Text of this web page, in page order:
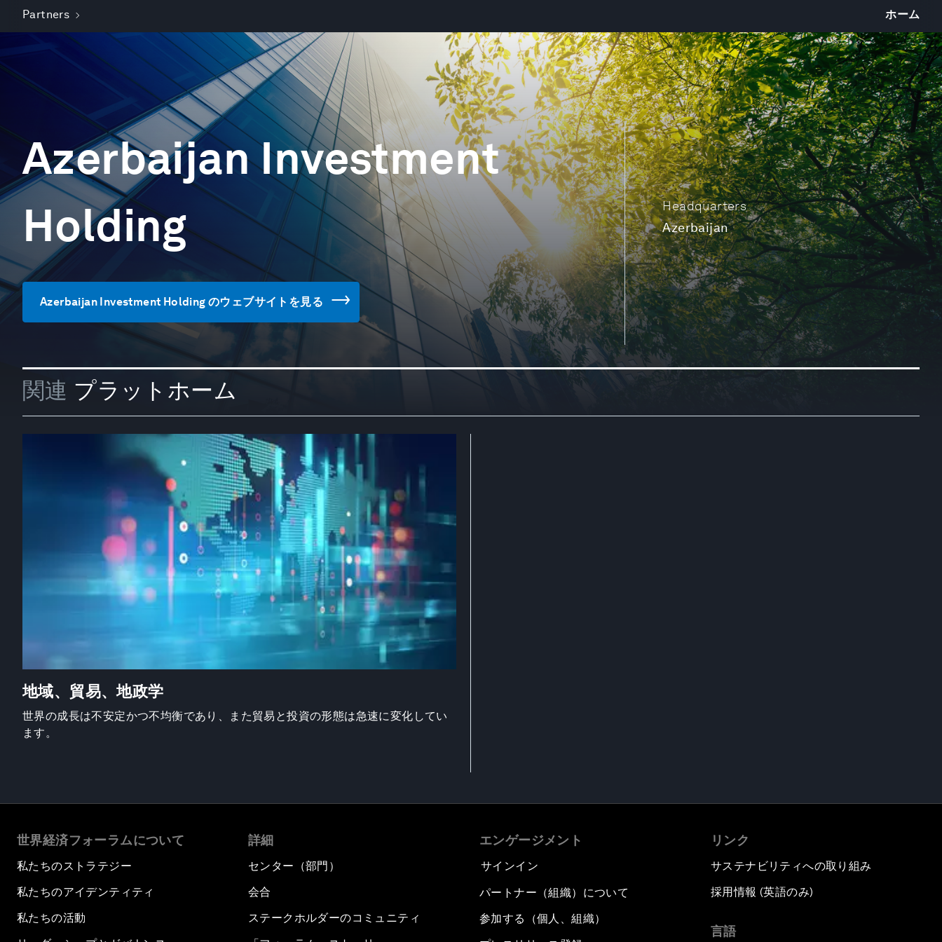
Partners ホーム
Headquarters
Azerbaijan
Azerbaijan Investment
Holding
Azerbaijan Investment Holding のウェブサイトを見る
関連 プラットホーム
地域、貿易、地政学
世界の成長は不安定かつ不均衡であり、また貿易と投資の形態は急速に変化してい
ます。
世界経済フォーラムについて
私たちのストラテジー
私たちのアイデンティティ
私たちの活動
詳細
センター（部門）
会合
ステークホルダーのコミュニティ
エンゲージメント
サインイン
パートナー（組織）について
参加する（個人、組織）
リンク
サステナビリティへの取り組み
採用情報 (英語のみ)
言語